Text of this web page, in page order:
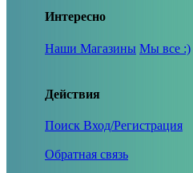
Интересно
Наши Магазины Мы все :)
Действия
Поиск Вход/Регистрация
Обратная связь